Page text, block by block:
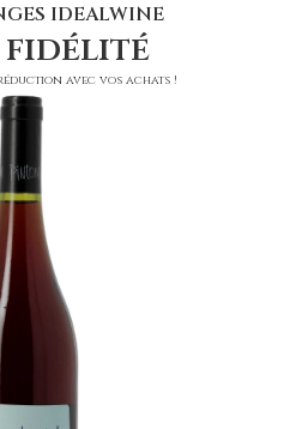
IDEALWINE
réduction avec vos achats !